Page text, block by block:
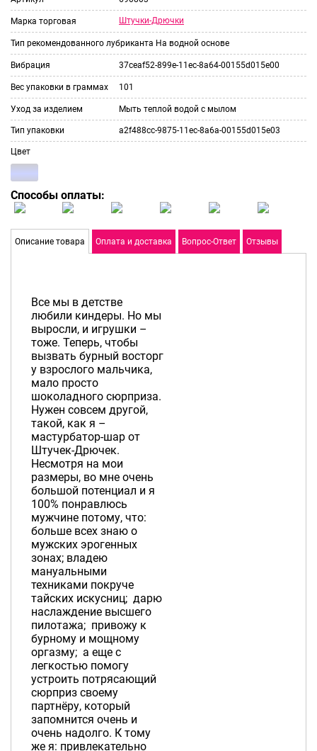
Марка торговая Штучки-Дрючки
Тип рекомендованного лубриканта На водной основе
Вибрация 37ceaf52-899e-11ec-8a64-00155d015e00
Вес упаковки в граммах 101
Уход за изделием Мыть теплой водой с мылом
Тип упаковки a2f488cc-9875-11ec-8a6a-00155d015e03
Цвет
Способы оплаты:
Описание товара Оплата и доставка Вопрос-Ответ Отзывы
Все мы в детстве
любили киндеры. Но мы
выросли, и игрушки –
тоже. Теперь, чтобы
вызвать бурный восторг
у взрослого мальчика,
мало просто
шоколадного сюрприза.
Нужен совсем другой,
такой, как я –
мастурбатор-шар от
Штучек-Дрючек.
Несмотря на мои
размеры, во мне очень
большой потенциал и я
100% понравлюсь
мужчине потому, что:
больше всех знаю о
мужских эрогенных
зонах; владею
мануальными
техниками покруче
тайских искусниц; дарю
наслаждение высшего
пилотажа; привожу к
бурному и мощному
оргазму; а еще с
легкостью помогу
устроить потрясающий
сюрприз своему
партнёру, который
запомнится очень и
очень надолго. К тому
же я: привлекательно